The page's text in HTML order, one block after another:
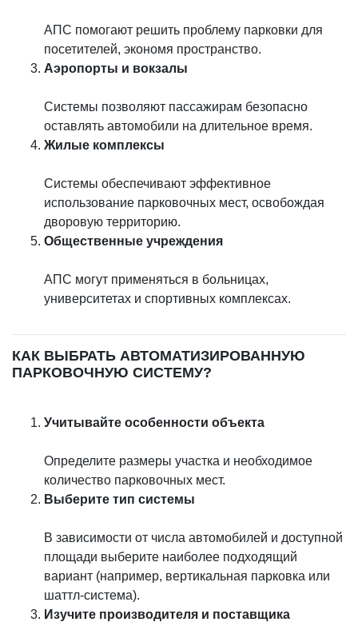
АПС помогают решить проблему парковки для
посетителей, экономя пространство.
Аэропорты и вокзалы
Системы позволяют пассажирам безопасно
оставлять автомобили на длительное время.
Жилые комплексы
Системы обеспечивают эффективное
использование парковочных мест, освобождая
дворовую территорию.
Общественные учреждения
АПС могут применяться в больницах,
университетах и спортивных комплексах.
КАК ВЫБРАТЬ АВТОМАТИЗИРОВАННУЮ
ПАРКОВОЧНУЮ СИСТЕМУ?
Учитывайте особенности объекта
Определите размеры участка и необходимое
количество парковочных мест.
Выберите тип системы
В зависимости от числа автомобилей и доступной
площади выберите наиболее подходящий
вариант (например, вертикальная парковка или
шаттл-система).
Изучите производителя и поставщика